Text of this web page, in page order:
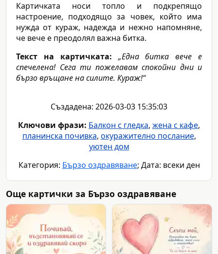
Картичката носи топло и подкрепящо
настроение, подходящо за човек, който има
нужда от кураж, надежда и нежно напомняне,
че вече е преодолял важна битка.
Текст на картичката:
„Една битка вече е
спечелена! Сега ти пожелавам спокойни дни и
бързо връщане на силите. Кураж!“
Създадена: 2026-03-03 15:35:03
Ключови фрази: Балкон с гледка, жена с кафе,
планинска почивка, окуражително послание,
уютен дом
Категория: Бързо оздравяване; Дата: всеки ден
Още картички за Бързо оздравяване